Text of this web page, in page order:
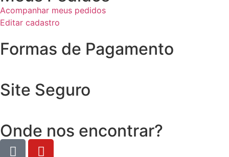
Acompanhar meus pedidos
Editar cadastro
Formas de Pagamento
Site Seguro
Onde nos encontrar?